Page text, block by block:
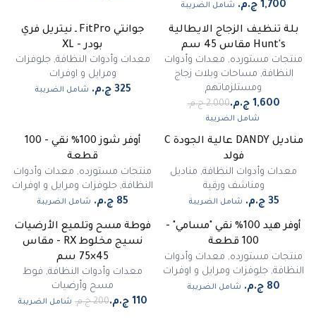
شامل الضريبة
%
بلة تنظيف الزجاج الايطالية
Hunt's مقاس 45 سم
منتجات مستورده, معدات وأدوات
النظافة, مساحات وبلات زجاج
ومستلزماتهم
‏2,000 ج.م.‏
شامل الضريبة
جوانتي FitPro ـ نيتريل فري
بودر - XL
معدات وأدوات النظافة,جلوفزات
ومرايل و اوفرات
شامل الضريبة
مناديل DANDY عالية الجودة C
فولد
معدات وأدوات النظافة, مناديل
ومناشف ورقية
شامل الضريبة
أوفر شوز 100% نقي - 100
قطعة
منتجات مستورده, معدات وأدوات
النظافة, جلوفزات ومرايل و اوفرات
شامل الضريبة
أوفر هيد 100% نقي "مسامي" -
100 قطعة
منتجات مستورده, معدات وأدوات
النظافة, جلوفزات ومرايل و اوفرات
شامل الضريبة
%
فوطة مسح وتلميع الأرضيات
نسيج مخلوط RX - مقاس
45×75 سم
معدات وأدوات النظافة, فوط
مسح وأرضيات
شامل الضريبة